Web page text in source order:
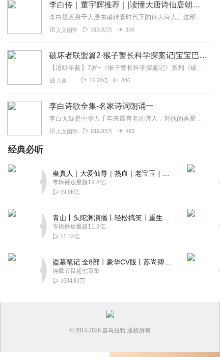
李白传｜董宇辉推荐｜|读懂大唐诗仙唐朝第一诗人的悲欢人生|长安三万里|杜甫高适唐诗
李白是置身于大唐由盛转衰时代下的伟大诗人。这部文学传记展示了诗人大气如虹、绚烂似霞、狂逸如仙的风采。书中重点记述了李白少长巴蜀、出蜀漫游、交游干谒、奉诏入京、誉...
人文国学 313.82万 100
破坏者联盟篇2·猴子警长科学探案记|宝宝巴士故事
【适听年龄】7岁+《猴子警长科学探案记》系列《破坏者联盟篇1·猴子警长科学探案记》>>>《破坏者联盟篇2·猴子警长科学探案记》>>>《破坏者联盟篇3·猴子警长科...
儿童 16.20亿 846
李白诗歌全集-名家诗词朗诵一
李白无疑是中华五千年来最有名的诗人，对他的喜爱可谓不分古今，不分年龄、不分性别、不分阶层、不分地域，甚至不分国籍，那么对这一位万千喜爱集一身的大诗人，他的诗你又...
人文国学 816.83万 463
经典必听
专辑播放量超19.8亿
19.08亿
专辑播放量超11.3亿
11.32亿
连载节目超七百集
1634.81万
© 2014-2026 喜马拉雅 版权所有